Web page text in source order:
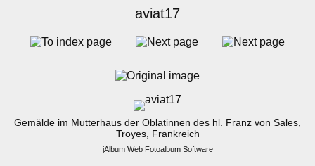
aviat17
Gemälde im Mutterhaus der Oblatinnen des hl. Franz von Sales,
Troyes, Frankreich
jAlbum Web Fotoalbum Software